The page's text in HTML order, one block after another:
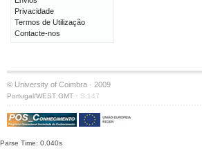
Privacidade
Termos de Utilização
Contacte-nos
© University of Coimbra · 2009
Portugal/WEST GMT · S:147
Parse Time: 0.040s